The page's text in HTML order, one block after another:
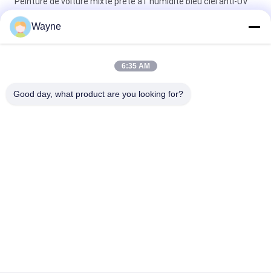
multi-fonction
Peinture de voiture verte et lumineuse résistante aux
polyvalent non toxique
Wayne
6:35 AM
Good day, what product are you looking for?